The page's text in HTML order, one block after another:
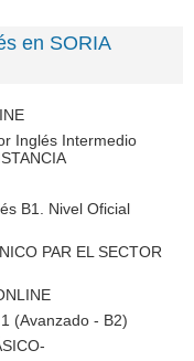
en SORIA
Inglés Intermedio
B1. Nivel Oficial
PAR EL SECTOR
(Avanzado - B2)